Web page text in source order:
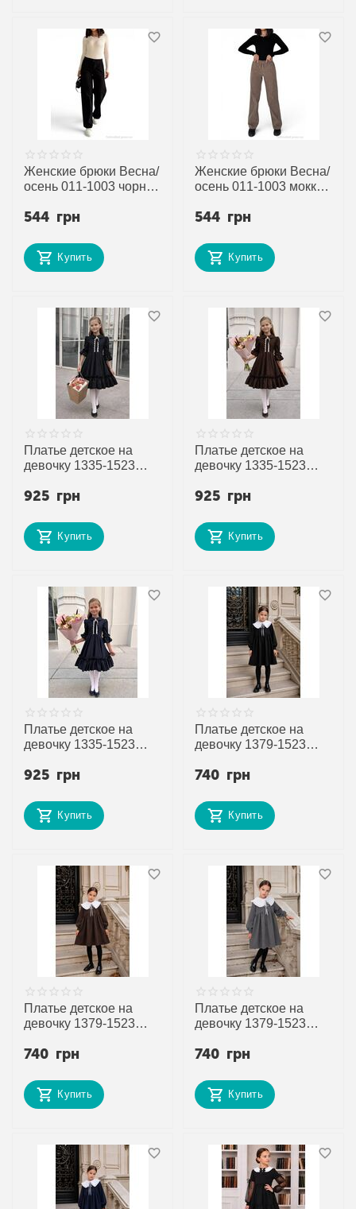
Женские брюки Весна/
осень 011-1003 чорний
"Alisa Brand" недорого
поставщика
544 грн
Купить
Женские брюки Весна/
осень 011-1003 мокко
"Alisa Brand" недорого
поставщика
544 грн
Купить
Платье детское на
девочку 1335-1523
Brand" недорого оптом
поставщика
925 грн
Купить
Платье детское на
девочку 1335-1523
Brand" недорого оптом
поставщика
925 грн
Купить
Платье детское на
девочку 1335-1523
Brand" недорого оптом
поставщика
925 грн
Купить
Платье детское на
девочку 1379-1523
Brand" недорого оптом
поставщика
740 грн
Купить
Платье детское на
девочку 1379-1523
Brand" недорого оптом
поставщика
740 грн
Купить
Платье детское на
девочку 1379-1523
Brand" недорого оптом
поставщика
740 грн
Купить